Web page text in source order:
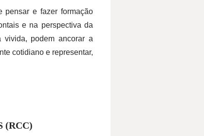
pensar e fazer formação
e na perspectiva da
vivida, podem ancorar a
cotidiano e representar,
(RCC)